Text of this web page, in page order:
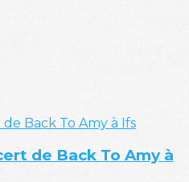
de Back To Amy à